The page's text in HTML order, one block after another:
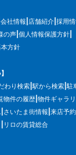
会社情報 店舗紹介 採用
の声 個人情報保護方針
方針
わり検索 駅から検索 駐
物件の履歴 物件ギャラ
さいたま街情報 来店予約
リロの賃貸総合